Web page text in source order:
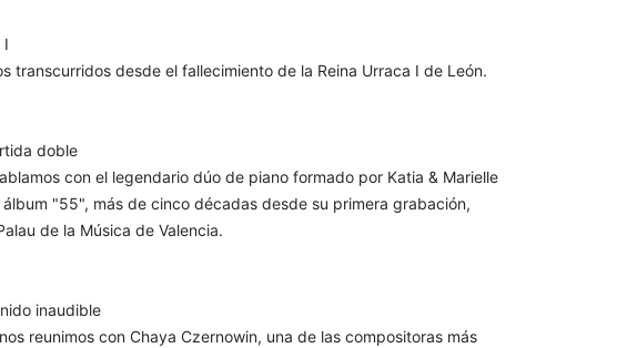
I
transcurridos desde el fallecimiento de la Reina Urraca I de León.
doble
con el legendario dúo de piano formado por Katia & Marielle
"55", más de cinco décadas desde su primera grabación,
de la Música de Valencia.
inaudible
reunimos con Chaya Czernowin, una de las compositoras más